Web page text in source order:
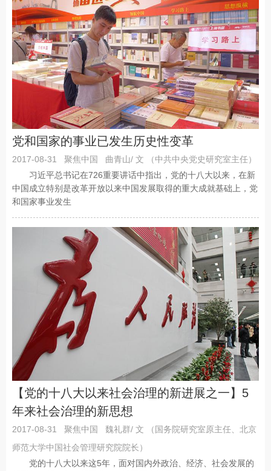
党和国家的事业已发生历史性变革
2017-08-31 聚焦中国
曲青山/ 文 （中共中央党史研究室主任）
习近平总书记在726重要讲话中指出，党的十八大以来，在新
中国成立特别是改革开放以来中国发展取得的重大成就基础上，党
和国家事业发生
【党的十八大以来社会治理的新进展之一】5
年来社会治理的新思想
2017-08-31 聚焦中国
魏礼群/ 文 （国务院研究室原主任、北京
师范大学中国社会管理研究院院长）
党的十八大以来这5年，面对国内外政治、经济、社会发展的